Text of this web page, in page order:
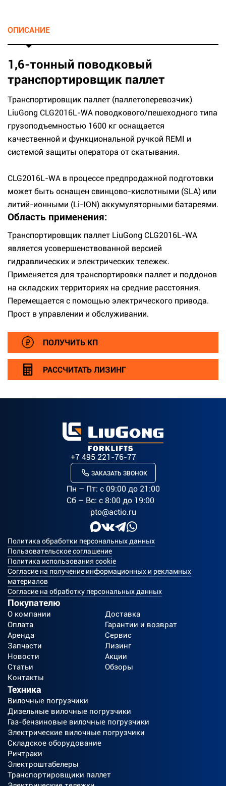
ОПИСАНИЕ
1,6-тонный поводковый
транспортировщик паллет
Транспортировщик паллет (паллетоперевозчик)
LiuGong CLG2016L-WA поводкового/пешеходного типа
грузоподъемностью 1600 кг оснащается
качественной и функциональной ручкой REMI и
системой защиты оператора от скатывания.
CLG2016L-WA в процессе предпродажной подготовки
может быть оснащен свинцово-кислотными (SLA) или
литий-ионными (Li-ION) аккумуляторными батареями.
Область применения:
Транспортировщик паллет LiuGong CLG2016L-WA
является усовершенствованной версией
гидравлических и электрических тележек.
Применяется для транспортировки паллет и поддонов
на складских территориях на средние расстояния.
Перемещается с помощью электрического привода.
Прост в управлении и обслуживании.
ПОЛУЧИТЬ КП
РАССЧИТАТЬ ЛИЗИНГ
+7 495 221-76-77
ЗАКАЗАТЬ ЗВОНОК
Пн – Пт: c 09:00 до 21:00
Сб – Вс: с 8:00 до 19:00
pto@actio.ru
Политика обработки персональных данных
Пользовательское соглашение
Политика использования cookie
Согласие на получение информационных и рекламных
материалов
Согласие на обработку персональных данных
Покупателю
О компании
Доставка
Оплата
Гарантии и возврат
Аренда
Сервис
Запчасти
Лизинг
Новости
Акции
Статьи
Обзоры
Контакты
Техника
Вилочные погрузчики
Дизельные вилочные погрузчики
Газ-бензиновые вилочные погрузчики
Электрические вилочные погрузчики
Складское оборудование
Ричтраки
Электроштабелеры
Транспортировщики паллет